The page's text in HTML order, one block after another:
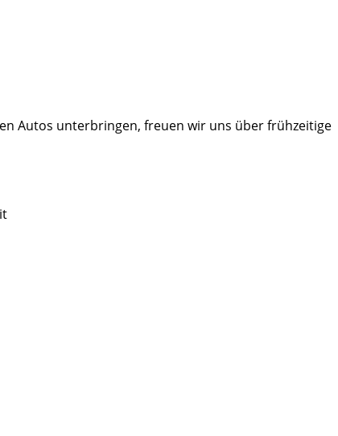
Autos unterbringen, freuen wir uns über frühzeitige